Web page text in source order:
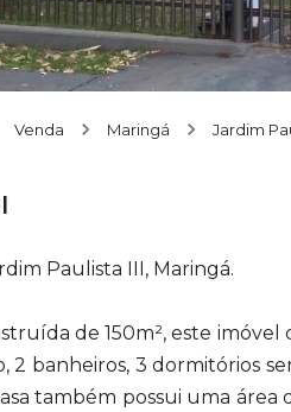
Venda Maringá Jardim
Paulista III, Maringá.
de 150m², este
2 banheiros, 3 dormitórios
também possui uma